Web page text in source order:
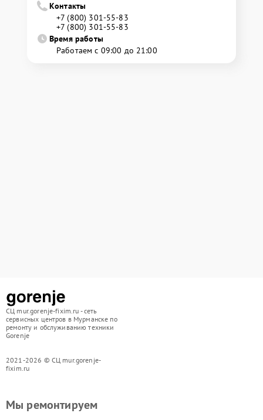
Контакты
+7 (800) 301-55-83
+7 (800) 301-55-83
Время работы
Работаем с 09:00 до 21:00
СЦ mur.gorenje-fixim.ru - сеть
сервисных центров в Мурманске по
ремонту и обслуживанию техники
Gorenje
2021-2026 © СЦ mur.gorenje-
fixim.ru
Мы ремонтируем